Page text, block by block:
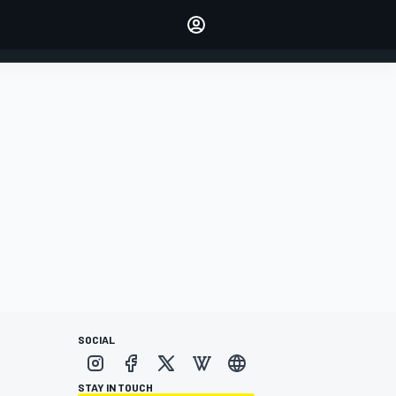
ACCEDI
SOCIAL
STAY IN TOUCH